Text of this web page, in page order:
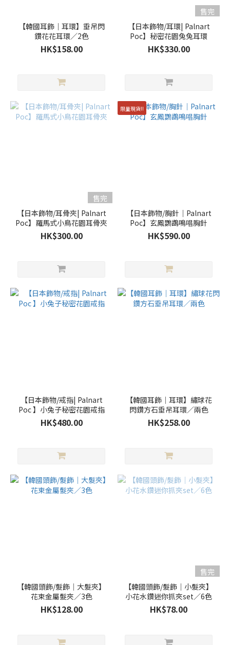
【韓國耳飾｜耳環】垂吊閃
鑽花花耳環／2色
HK$158.00
售完
【日本飾物/耳環| Palnart
Poc】秘密花園兔兔耳環
HK$330.00
售完
【日本飾物/耳骨夾| Palnart
Poc】羅馬式小鳥花園耳骨夾
HK$300.00
限量現貨!!
【日本飾物/胸針｜Palnart
Poc】玄鳳鸚鵡鳴唱胸針
HK$590.00
【日本飾物/戒指| Palnart
Poc 】小兔子秘密花園戒指
HK$480.00
【韓國耳飾｜耳環】繡球花
閃鑽方石垂吊耳環／兩色
HK$258.00
【韓國頭飾/髮飾｜大髮夾】
花束金屬髮夾／3色
HK$128.00
售完
【韓國頭飾/髮飾｜小髮夾】
小花水鑽迷你抓夾set／6色
HK$78.00